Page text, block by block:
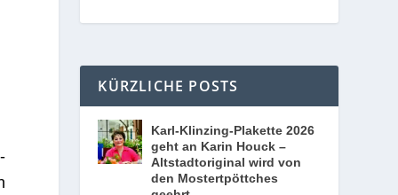
KÜRZLICHE POSTS
Karl-Klinzing-Plakette 2026
geht an Karin Houck –
Altstadtoriginal wird von
den Mostertpöttches